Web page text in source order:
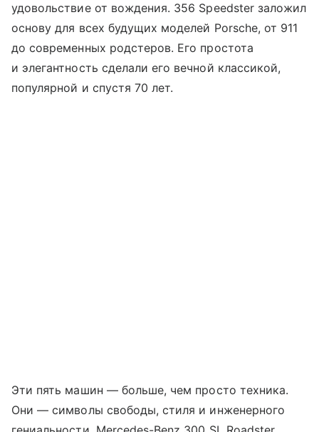
удовольствие от вождения. 356 Speedster заложил
основу для всех будущих моделей Porsche, от 911
до современных родстеров. Его простота
и элегантность сделали его вечной классикой,
популярной и спустя 70 лет.
Эти пять машин — больше, чем просто техника.
Они — символы свободы, стиля и инженерного